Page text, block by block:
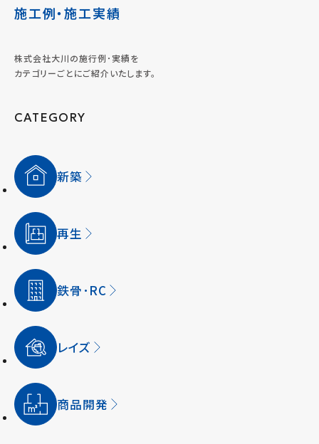
施工例・施工実績
株式会社大川の施行例･実績を
カテゴリーごとにご紹介いたします。
CATEGORY
新築
再生
鉄骨･RC
レイズ
商品開発